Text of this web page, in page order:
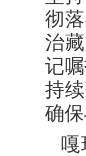
彻
治
记
持
确
嘎